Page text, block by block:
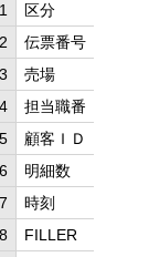
1
区分
2
伝票番号
3
売場
4
担当職番
5
顧客ＩＤ
6
明細数
7
時刻
8
FILLER